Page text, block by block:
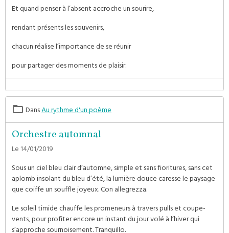
Et quand penser à l’absent accroche un sourire,
rendant présents les souvenirs,
chacun réalise l’importance de se réunir
pour partager des moments de plaisir.
DansAu rythme d'un poème
Orchestre automnal
Le 14/01/2019
Sous un ciel bleu clair d’automne, simple et sans fioritures, sans cet
aplomb insolant du bleu d’été, la lumière douce caresse le paysage
que coiffe un souffle joyeux. Con allegrezza.
Le soleil timide chauffe les promeneurs à travers pulls et coupe-
vents, pour profiter encore un instant du jour volé à l’hiver qui